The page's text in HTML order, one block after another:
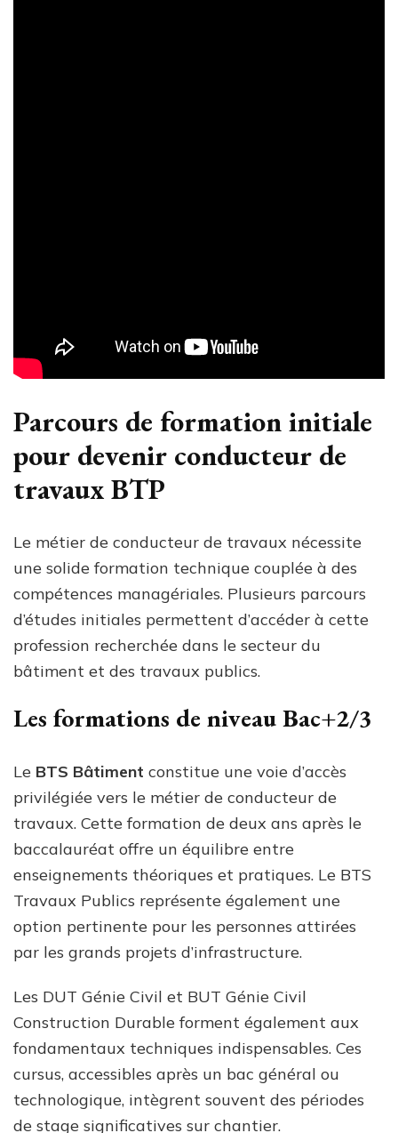
Parcours de formation initiale
pour devenir conducteur de
travaux BTP
Le métier de conducteur de travaux nécessite
une solide formation technique couplée à des
compétences managériales. Plusieurs parcours
d’études initiales permettent d’accéder à cette
profession recherchée dans le secteur du
bâtiment et des travaux publics.
Les formations de niveau Bac+2/3
Le BTS Bâtiment constitue une voie d’accès
privilégiée vers le métier de conducteur de
travaux. Cette formation de deux ans après le
baccalauréat offre un équilibre entre
enseignements théoriques et pratiques. Le BTS
Travaux Publics représente également une
option pertinente pour les personnes attirées
par les grands projets d’infrastructure.
Les DUT Génie Civil et BUT Génie Civil
Construction Durable forment également aux
fondamentaux techniques indispensables. Ces
cursus, accessibles après un bac général ou
technologique, intègrent souvent des périodes
de stage significatives sur chantier.